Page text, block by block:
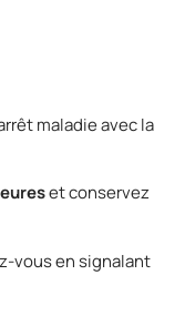
maladie avec la
et conservez
vous en signalant